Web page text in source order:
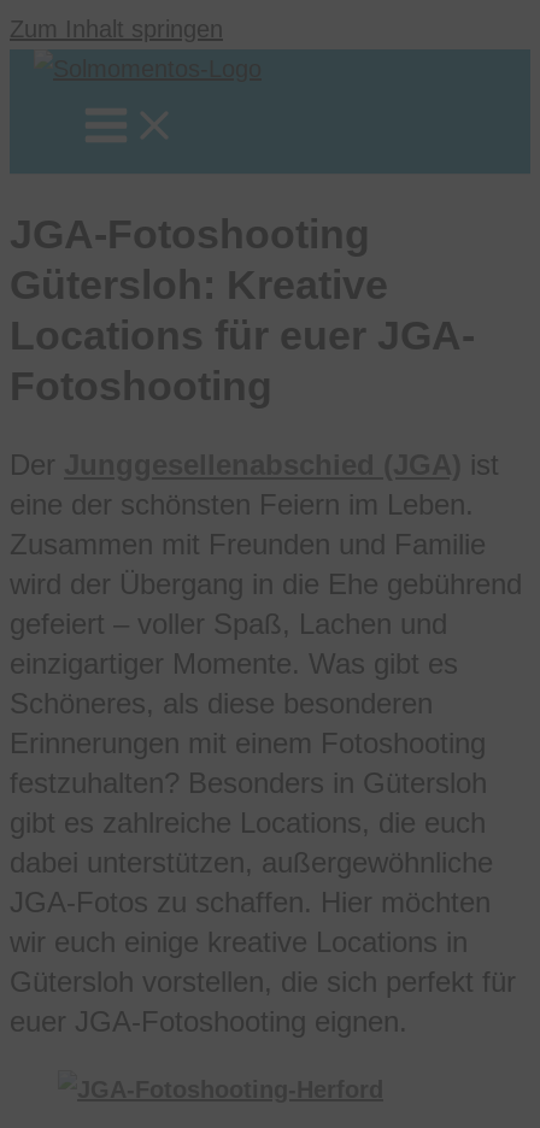
Zum Inhalt springen
JGA-Fotoshooting
Gütersloh: Kreative
Locations für euer JGA-
Fotoshooting
Der
ist
eine der schönsten Feiern im Leben.
Zusammen mit Freunden und Familie
wird der Übergang in die Ehe gebührend
gefeiert – voller Spaß, Lachen und
einzigartiger Momente. Was gibt es
Schöneres, als diese besonderen
Erinnerungen mit einem Fotoshooting
festzuhalten? Besonders in Gütersloh
gibt es zahlreiche Locations, die euch
dabei unterstützen, außergewöhnliche
JGA-Fotos zu schaffen. Hier möchten
wir euch einige kreative Locations in
Gütersloh vorstellen, die sich perfekt für
euer JGA-Fotoshooting eignen.